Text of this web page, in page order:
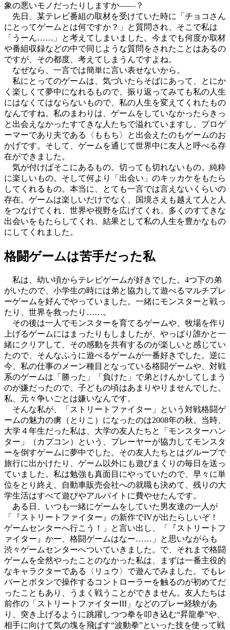
象の悪いモノだったりしますか――？
先日、某テレビ番組の取材を受けていた時に「チョコさん
にとってゲームとは何ですか？」と質問され、そこで私は
「うーん……」と考えてしまいました。今までも何度か取材
や番組収録などの中で同じような質問をされたことはあるの
ですが、その都度、考えてしまうんですよね。
なぜなら、一言では簡単に言い表せないから。
私にとってのゲームは、気づいたらそばにあって、とにか
く楽しくて夢中になれるもので、振り返ってみても私の人生
にはなくてはならないもので、私の人生を変えてくれたもの
なんですね。私のまわりは、ゲームをしていなかったらきっ
と出会えなかったすてきな人たちで溢れていますし、プロゲ
ーマーであり夫である〈ももち〉と出会えたのもゲームのお
かげです。そして、ゲームを通じて世界中に友人と呼べる存
在ができました。
気が付けばそこにあるもの。切っても切れないもの。純粋
に楽しいもの。そして何より「出会い」のキッカケをもたら
してくれるもの。本当に、とても一言では言えないくらいの
存在。ゲームは楽しいだけでなく、国境さえも越えて人と人
をつなげてくれ、世界や視野を広げてくれ、多くのすてきな
出会いをもたらしてくれ、結果として私の人生を豊かなもの
にしてくれました。
格闘ゲームは苦手だった私
私は、幼い頃からテレビゲームが好きでした。4つ下の弟
がいたので、小学生の時には弟と協力して遊べるマルチプレ
ーゲームを好んでやっていました。一緒にモンスターと戦っ
たり、世界を救ったり……。
その後は一人でモンスターを育てるゲームや、牧場を作り
上げるゲームにはまったりもしましたが、やっぱり誰かと一
緒にクリアして、その感動を共有するのが楽しいと感じてい
たので、そんなふうに遊べるゲームが一番好きでした。逆に
今、私の仕事のメーン種目となっている格闘ゲームや、対戦
系のゲームは「勝った」「負けた」で弟とけんかしてしまう
のが嫌だったので、子どもの頃はあまりやりませんでした。
私、元々争いごとは嫌いなんです。
そんな私が、「ストリートファイター」という対戦格闘ゲ
ームの魅力の虜（とりこ）になったのは2008年の秋。当時、
大学４年生だった私は、大学の友人たちと「モンスターハン
ター」（カプコン）という、プレーヤーが協力してモンスタ
ーを倒すゲームに夢中でした。その友人たちとはグループで
旅行に出かけたり、ゲーム以外にも遊びまくりの毎日を送っ
ていました。私は勉強も真面目にやっていたので、早々に単
位をとり終え、自動車販売会社への就職も決めて、残りの大
学生活はすべて遊びやアルバイトに費やせたんです。
ある日、いつも一緒にゲームをしていた男友達の一人が
「『ストリートファイター』の新作でIVが出たらしいぞ！
ゲームセンターへ行こう！」と言い出し、「『ストリートフ
ァイター』かー、格闘ゲームはなー……」と思いながらも
渋々ゲームセンターへついていきました。で、それまで格闘
ゲームを全然やったことのなかった私は、まずは一番主役的
なキャラクターである〈リュウ〉で遊んでみました。でもレ
バーとボタンで操作するコントローラーを触るのが初めてだ
ったこともあり、うまく戦うことができません。友人たちは
前作の「ストリートファイターIII」などのプレー経験があ
り、突き上げるように跳躍しつつ拳を叩き込む“昇龍拳”や、
相手に向けて気の塊を飛ばす“波動拳”といった技を使って戦